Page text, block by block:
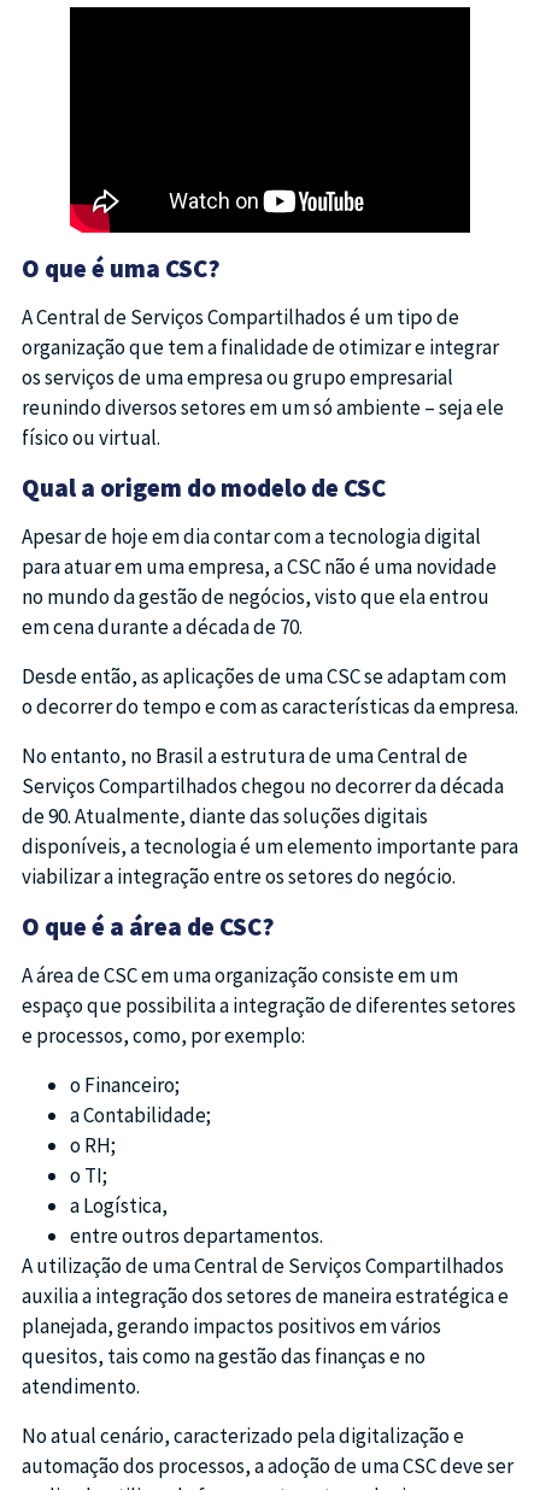
O que é uma CSC?
A Central de Serviços Compartilhados é um tipo de
organização que tem a finalidade de otimizar e integrar
os serviços de uma empresa ou grupo empresarial
reunindo diversos setores em um só ambiente – seja ele
físico ou virtual.
Qual a origem do modelo de CSC
Apesar de hoje em dia contar com a tecnologia digital
para atuar em uma empresa, a CSC não é uma novidade
no mundo da gestão de negócios, visto que ela entrou
em cena durante a década de 70.
Desde então, as aplicações de uma CSC se adaptam com
o decorrer do tempo e com as características da empresa.
No entanto, no Brasil a estrutura de uma Central de
Serviços Compartilhados chegou no decorrer da década
de 90. Atualmente, diante das soluções digitais
disponíveis, a tecnologia é um elemento importante para
viabilizar a integração entre os setores do negócio.
O que é a área de CSC?
A área de CSC em uma organização consiste em um
espaço que possibilita a integração de diferentes setores
e processos, como, por exemplo:
o Financeiro;
a Contabilidade;
o RH;
o TI;
a Logística,
entre outros departamentos.
A utilização de uma Central de Serviços Compartilhados
auxilia a integração dos setores de maneira estratégica e
planejada, gerando impactos positivos em vários
quesitos, tais como na gestão das finanças e no
atendimento.
No atual cenário, caracterizado pela digitalização e
automação dos processos, a adoção de uma CSC deve ser